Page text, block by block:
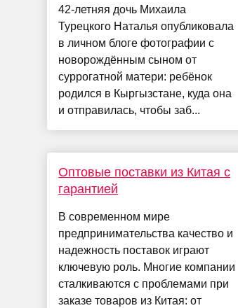
42-летняя дочь Михаила
Турецкого Наталья опубликовала
в личном блоге фотографии с
новорождённым сыном от
суррогатной матери: ребёнок
родился в Кыргызстане, куда она
и отправилась, чтобы заб...
Оптовые поставки из Китая с
гарантией
В современном мире
предпринимательства качество и
надежность поставок играют
ключевую роль. Многие компании
сталкиваются с проблемами при
заказе товаров из Китая: от